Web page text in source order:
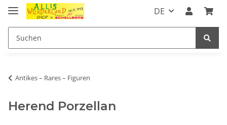
DE
Antikes – Rares – Figuren
Herend Porzellan